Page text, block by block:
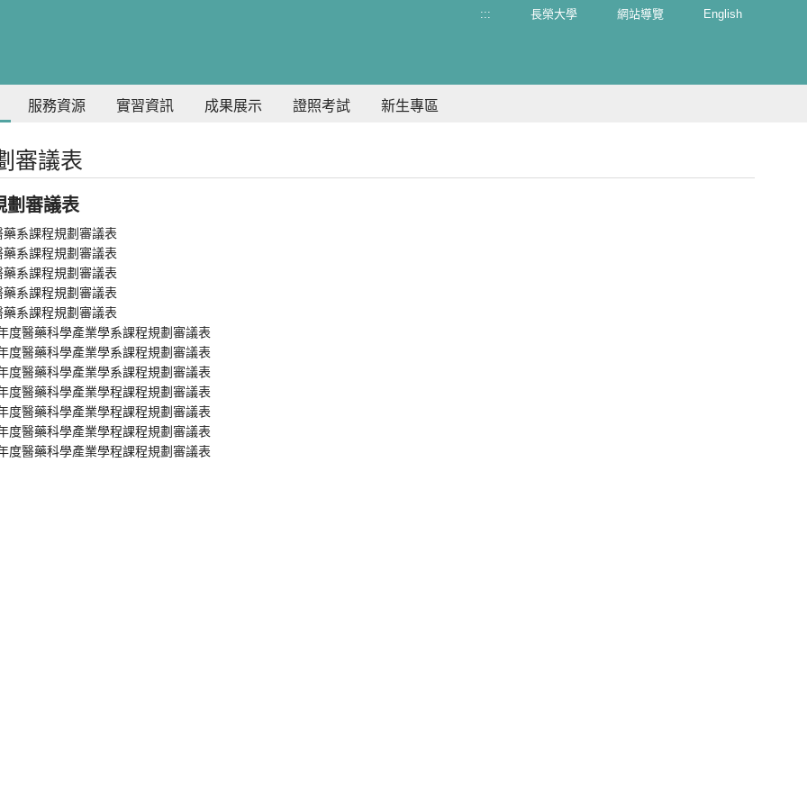
::: 長榮大學 網站導覽 English
服務資源 實習資訊 成果展示 證照考試 新生專區
審議表
劃審議表
藥系課程規劃審議表
藥系課程規劃審議表
藥系課程規劃審議表
藥系課程規劃審議表
藥系課程規劃審議表
度醫藥科學產業學系課程規劃審議表
度醫藥科學產業學系課程規劃審議表
度醫藥科學產業學系課程規劃審議表
度醫藥科學產業學程課程規劃審議表
度醫藥科學產業學程課程規劃審議表
度醫藥科學產業學程課程規劃審議表
度醫藥科學產業學程課程規劃審議表